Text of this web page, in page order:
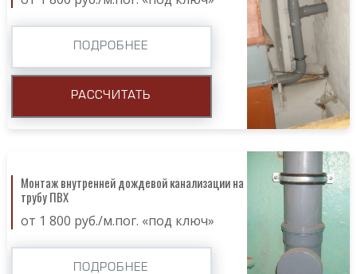
ПОДРОБНЕЕ
РАССЧИТАТЬ
Монтаж внутренней дождевой канализации на
трубу ПВХ
от 1 800 руб./м.пог. «под ключ»
ПОДРОБНЕЕ